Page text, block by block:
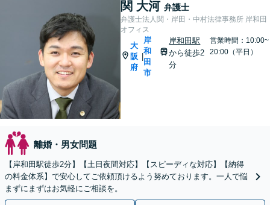
関 大河 弁護士
弁護士法人関・岸田・中村法律事務所 岸和田
オフィス
大
阪
府
岸
和
田
市
岸和田駅
から徒歩2
分
営業時間：10:00~
20:00（平日）
離婚・男女問題
【岸和田駅徒歩2分】【土日夜間対応】【スピーディな対応】【納得
の料金体系】で安心してご依頼頂けるよう努めております。一人で悩
まずにまずはお気軽にご相談を。